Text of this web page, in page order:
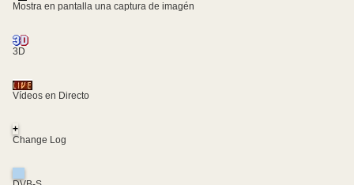
Mostra en pantalla una captura de imagén
3D
Vídeos en Directo
+
Change Log